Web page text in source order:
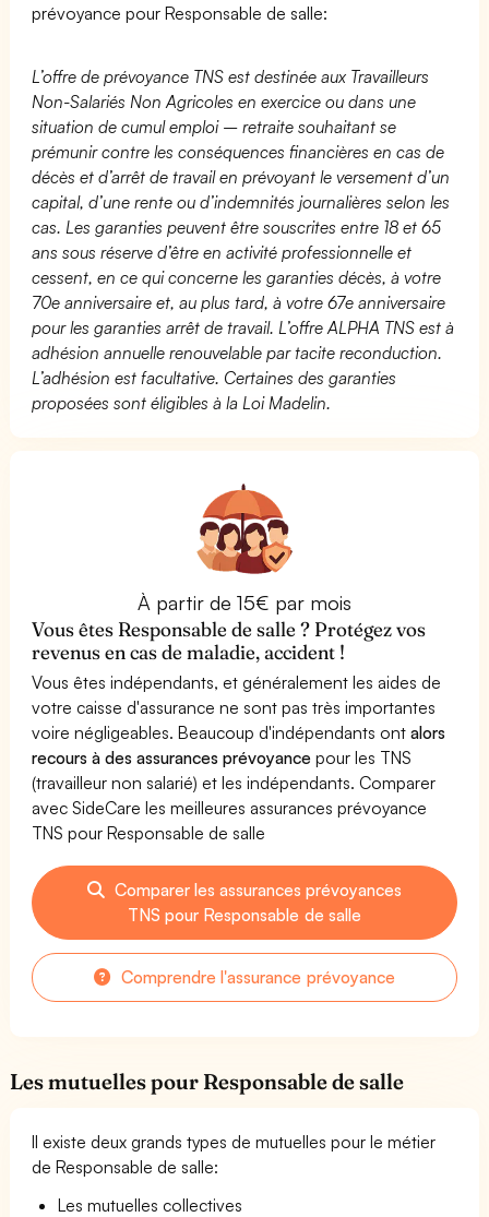
prévoyance pour Responsable de salle:
L’offre de prévoyance TNS est destinée aux Travailleurs
Non-Salariés Non Agricoles en exercice ou dans une
situation de cumul emploi – retraite souhaitant se
prémunir contre les conséquences financières en cas de
décès et d’arrêt de travail en prévoyant le versement d’un
capital, d’une rente ou d’indemnités journalières selon les
cas. Les garanties peuvent être souscrites entre 18 et 65
ans sous réserve d’être en activité professionnelle et
cessent, en ce qui concerne les garanties décès, à votre
70e anniversaire et, au plus tard, à votre 67e anniversaire
pour les garanties arrêt de travail. L’offre ALPHA TNS est à
adhésion annuelle renouvelable par tacite reconduction.
L’adhésion est facultative. Certaines des garanties
proposées sont éligibles à la Loi Madelin.
À partir de 15€ par mois
Vous êtes Responsable de salle ? Protégez vos
revenus en cas de maladie, accident !
Vous êtes indépendants, et généralement les aides de
votre caisse d'assurance ne sont pas très importantes
voire négligeables. Beaucoup d'indépendants ontalors
recours à des assurances prévoyance pour les TNS
(travailleur non salarié) et les indépendants. Comparer
avec SideCare les meilleures assurances prévoyance
TNS pour Responsable de salle
Comparer les assurances prévoyances
TNS pour Responsable de salle
Comprendre l'assurance prévoyance
Les mutuelles pour Responsable de salle
Il existe deux grands types de mutuelles pour le métier
de Responsable de salle:
Les mutuelles collectives